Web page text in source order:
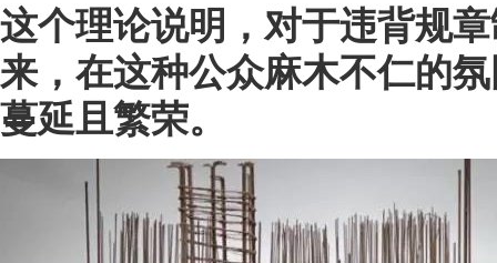
这个理论说明，对于违背规
来，在这种公众麻木不仁的
蔓延且繁荣。